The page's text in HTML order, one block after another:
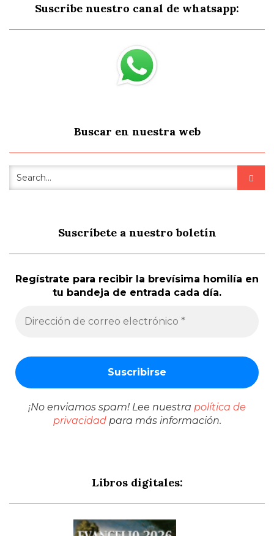
Suscribe nuestro canal de whatsapp:
Buscar en nuestra web
Suscríbete a nuestro boletín
Regístrate para recibir la brevísima homilía en
tu bandeja de entrada cada día.
¡No enviamos spam! Lee nuestra política de
privacidadpara más información.
Libros digitales: